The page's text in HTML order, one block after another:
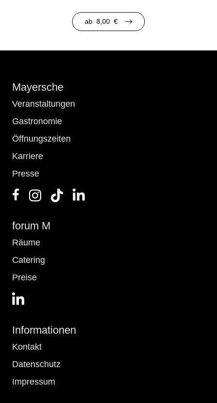
ab 8,00 €
Mayersche
Veranstaltungen
Gastronomie
Öffnungszeiten
Karriere
Presse
forum M
Räume
Catering
Preise
Informationen
Kontakt
Datenschutz
Impressum